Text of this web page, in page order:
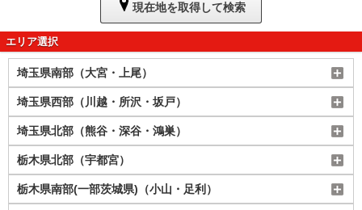
現在地を取得して検索
エリア選択
埼玉県南部（大宮・上尾）
埼玉県西部（川越・所沢・坂戸）
埼玉県北部（熊谷・深谷・鴻巣）
栃木県北部（宇都宮）
栃木県南部(一部茨城県)（小山・足利）